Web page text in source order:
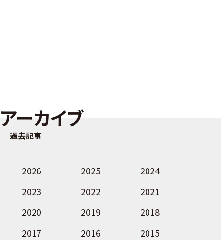
アーカイブ
過去記事
2026 2025
2024
2023
2022
2021
2020
2019
2018
2017
2016
2015